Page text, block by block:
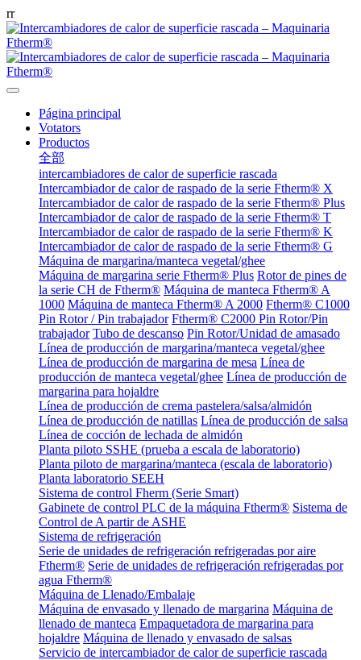
rr
Página principal
Votators
Productos
全部
intercambiadores de calor de superficie rascada
Intercambiador de calor de raspado de la serie Ftherm® X
Intercambiador de calor de raspado de la serie Ftherm® Plus
Intercambiador de calor de raspado de la serie Ftherm® T
Intercambiador de calor de raspado de la serie Ftherm® K
Intercambiador de calor de raspado de la serie Ftherm® G
Máquina de margarina/manteca vegetal/ghee
Máquina de margarina serie Ftherm® Plus Rotor de pines de
la serie CH de Ftherm® Máquina de manteca Ftherm® A
1000 Máquina de manteca Ftherm® A 2000 Ftherm® C1000
Pin Rotor / Pin trabajador Ftherm® C2000 Pin Rotor/Pin
trabajador Tubo de descanso Pin Rotor/Unidad de amasado
Línea de producción de margarina/manteca vegetal/ghee
Línea de producción de margarina de mesa Línea de
producción de manteca vegetal/ghee Línea de producción de
margarina para hojaldre
Línea de producción de crema pastelera/salsa/almidón
Línea de producción de natillas Línea de producción de salsa
Línea de cocción de lechada de almidón
Planta piloto SSHE (prueba a escala de laboratorio)
Planta piloto de margarina/manteca (escala de laboratorio)
Planta laboratorio SEEH
Sistema de control Fherm (Serie Smart)
Gabinete de control PLC de la máquina Ftherm® Sistema de
Control de A partir de ASHE
Sistema de refrigeración
Serie de unidades de refrigeración refrigeradas por aire
Ftherm® Serie de unidades de refrigeración refrigeradas por
agua Ftherm®
Máquina de Llenado/Embalaje
Máquina de envasado y llenado de margarina Máquina de
llenado de manteca Empaquetadora de margarina para
hojaldre Máquina de llenado y envasado de salsas
Servicio de intercambiador de calor de superficie rascada